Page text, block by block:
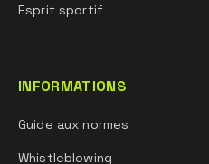
Esprit sportif
INFORMATIONS
Guide aux normes
Whistleblowing